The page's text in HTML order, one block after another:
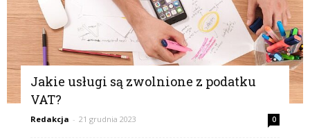
Jakie usługi są zwolnione z podatku
VAT?
Redakcja - 21 grudnia 2023 0